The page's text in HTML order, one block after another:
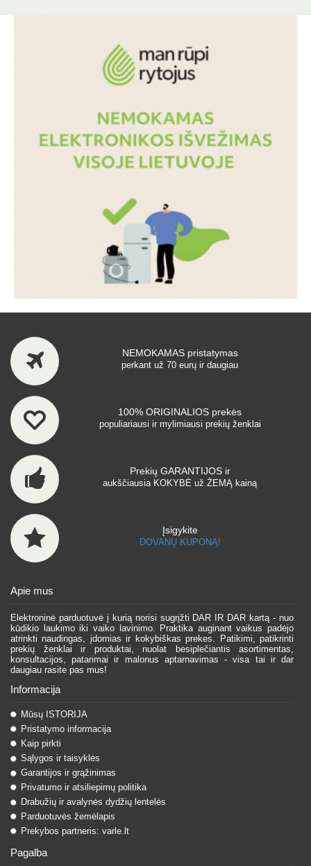
NEMOKAMAS pristatymas
perkant už 70 eurų ir daugiau
100% ORIGINALIOS prekės
populiariausi ir mylimiausi prekių ženklai
Prekių GARANTIJOS ir
aukščiausia KOKYBĖ už ŽEMĄ kainą
Įsigykite
DOVANŲ KUPONĄ!
Apie mus
Elektroninė parduotuvė į kurią norisi sugrįžti DAR IR DAR kartą - nuo
kūdikio laukimo iki vaiko lavinimo. Praktika auginant vaikus padėjo
atrinkti naudingas, įdomias ir kokybiškas prekes. Patikimi, patikrinti
prekių ženklai ir produktai, nuolat besiplečiantis asortimentas,
konsultacijos, patarimai ir malonus aptarnavimas - visa tai ir dar
daugiau rasite pas mus!
Informacija
Mūsų ISTORIJA
Pristatymo informacija
Kaip pirkti
Sąlygos ir taisyklės
Garantijos ir grąžinimas
Privatumo ir atsiliepimų politika
Drabužių ir avalynės dydžių lentelės
Parduotuvės žemėlapis
Prekybos partneris: varle.lt
Pagalba